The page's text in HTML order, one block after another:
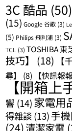
3C 酷品 (50)
(15) Google 谷歌 (3)
(5) Philips 飛利浦 (3)
TCL (3) TOSHIBA 東
技巧】
(18) 【
尋】
(8) 【快訊報報
【開箱上
響 (14)家電用
得雜談 (13)手
(24)清潔家電